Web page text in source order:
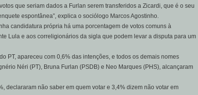
que seriam dados a Furlan serem transferidos a Zicardi, que é o seu
espontânea”, explica o sociólogo Marcos Agostinho.
candidatura própria há uma porcentagem de votos comuns à
Lula e aos correligionários da sigla que podem levar a disputa para um
PT, apareceu com 0,6% das intenções, e todos os demais nomes
Néri (PT), Bruna Furlan (PSDB) e Neo Marques (PHS), alcançaram
declararam não saber em quem votar e 3,4% dizem não votar em